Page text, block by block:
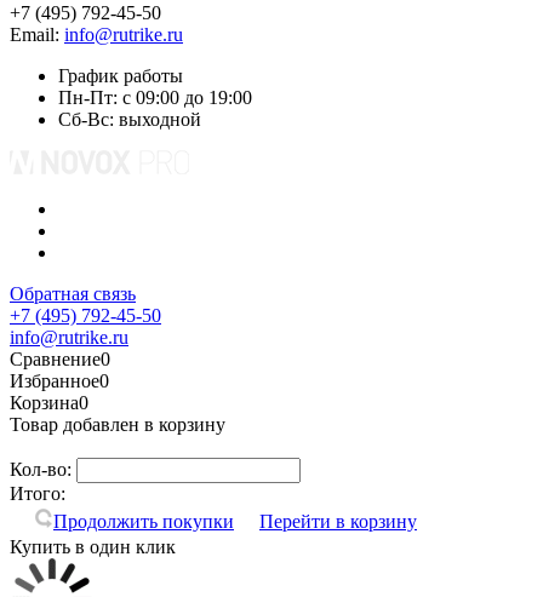
+7 (495) 792-45-50
Email: info@rutrike.ru
График работы
Пн-Пт: с 09:00 до 19:00
Сб-Вс: выходной
Обратная связь
+7 (495) 792-45-50
info@rutrike.ru
Сравнение0
Избранное0
Корзина0
Товар добавлен в корзину
Кол-во:
Итого:
Продолжить покупки
Перейти в корзину
Купить в один клик